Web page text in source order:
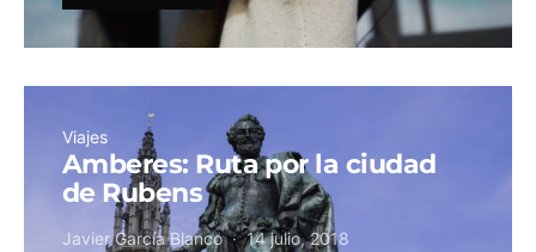
Viajes
Amberes: Ruta por la ciudad
de Rubens
Javier García Blanco 14 julio, 2018